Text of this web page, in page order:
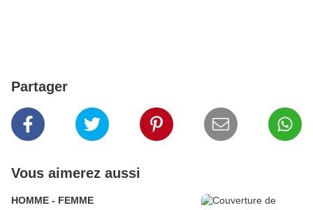
Partager
Vous aimerez aussi
HOMME - FEMME